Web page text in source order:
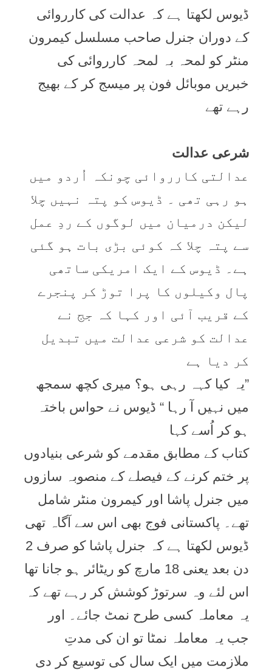
ڈیوس لکھتا ہے کہ عدالت کی کارروائی
کے دوران جنرل صاحب مسلسل کیمرون
منٹر کو لمحہ بہ لمحہ کارروائی کی
خبریں موبائل فون پر میسج کر کے بھیج
رہے تھے
شرعی عدالت
عدالتی کارروائی چونکہ اُردو میں
ہو رہی تھی ۔ ڈیوس کو پتہ نہیں چلا
لیکن درمیان میں لوگوں کے ردِ عمل
سے پتہ چلا کہ کوئی بڑی بات ہو گئی
ہے۔ ڈیوس کے ایک امریکی ساتھی
پال وکیلوں کا پرا توڑ کر پنجرے
کے قریب آئی اور کہا کہ جج نے
عدالت کو شرعی عدالت میں تبدیل
کر دیا ہے
”یہ کیا کہہ رہی ہو؟ میری کچھ سمجھ
میں نہیں آ رہا “ ڈیوس نے حواس باختہ
ہو کر اُسے کہا
کتاب کے مطابق مقدمے کو شرعی بنیادوں
پر ختم کرنے کے فیصلے کے منصوبہ سازوں
میں جنرل پاشا اور کیمرون منٹر شامل
تھے۔ پاکستانی فوج بھی اس سے آگاہ تھی
ڈیوس لکھتا ہے کہ جنرل پاشا کو صرف 2
دن بعد یعنی 18 مارچ کو ریٹائر ہو جانا تھا
اس لئے وہ سرتوڑ کوشش کر رہے تھے کہ
یہ معاملہ کسی طرح نمٹ جائے۔ اور
جب یہ معاملہ نمٹا تو ان کی مدتِ
ملازمت میں ایک سال کی توسیع کر دی